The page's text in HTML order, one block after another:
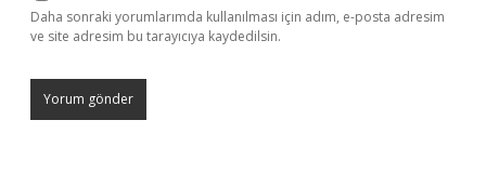
Daha sonraki yorumlarımda kullanılması için adım, e-posta adresim
ve site adresim bu tarayıcıya kaydedilsin.